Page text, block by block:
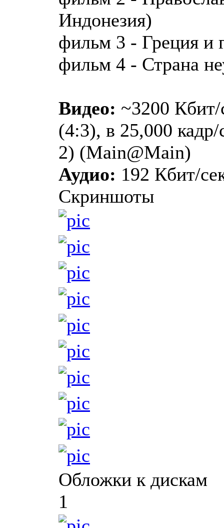
Индонезия)
фильм 3 - Греция и
фильм 4 - Страна
Видео: ~3200
(4:3), в 25,000
2) (Main@Main)
Аудио: 192 Кбит/
Скриншоты
Обложки к дискам
1